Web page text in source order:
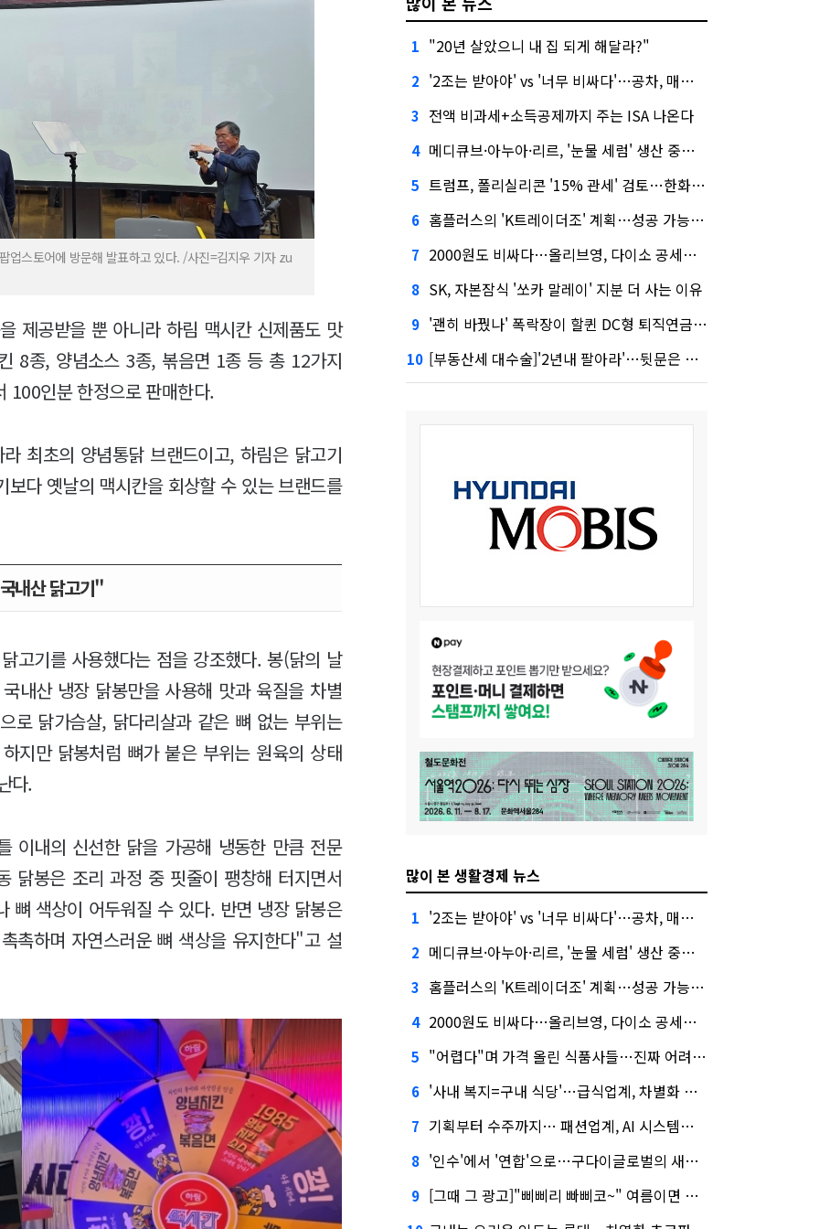
업스토어에 방문해 발표하고 있다. /사진=김지우 기자 zu
제공받을 뿐 아니라 하림 맥시칸 신제품도 맛
8종, 양념소스 3종, 볶음면 1종 등 총 12가지
100인분 한정으로 판매한다.
최초의 양념통닭 브랜드이고, 하림은 닭고기
다 옛날의 맥시칸을 회상할 수 있는 브랜드를
내산 닭고기"
고기를 사용했다는 점을 강조했다. 봉(닭의 날
내산 냉장 닭봉만을 사용해 맛과 육질을 차별
로 닭가슴살, 닭다리살과 같은 뼈 없는 부위는
지만 닭봉처럼 뼈가 붙은 부위는 원육의 상태
다.
이내의 신선한 닭을 가공해 냉동한 만큼 전문
닭봉은 조리 과정 중 핏줄이 팽창해 터지면서
뼈 색상이 어두워질 수 있다. 반면 냉장 닭봉은
촉하며 자연스러운 뼈 색상을 유지한다"고 설
1 "20년 살았으니 내 집 되게 해달라?"
2 '2조는 받아야' vs '너무 비싸다'…공차, 매각 성공할까
3 전액 비과세+소득공제까지 주는 ISA 나온다
4 메디큐브·아누아·리르, '눈물 세럼' 생산 중단한다
5 트럼프, 폴리실리콘 '15% 관세' 검토…한화큐셀·OCI 영향은?
6 홈플러스의 'K트레이더조' 계획…성공 가능성은 '글쎄'
7 2000원도 비싸다…올리브영, 다이소 공세에 '가성비'로 맞불
8 SK, 자본잠식 '쏘카 말레이' 지분 더 사는 이유
9 '괜히 바꿨나' 폭락장이 할퀸 DC형 퇴직연금…전문가 조언은
10 [부동산세 대수술]'2년내 팔아라'…뒷문은 열었다
많이 본 생활경제 뉴스
1 '2조는 받아야' vs '너무 비싸다'…공차, 매각 성공할까
2 메디큐브·아누아·리르, '눈물 세럼' 생산 중단한다
3 홈플러스의 'K트레이더조' 계획…성공 가능성은 '글쎄'
4 2000원도 비싸다…올리브영, 다이소 공세에 '가성비'로 맞불
5 "어렵다"며 가격 올린 식품사들…진짜 어려운 거 맞아?
6 '사내 복지=구내 식당'…급식업계, 차별화 경쟁 본격화
7 기획부터 수주까지… 패션업계, AI 시스템화 박차
8 '인수'에서 '연합'으로…구다이글로벌의 새로운 투자법
9 [그때 그 광고]"삐삐리 빠삐코~" 여름이면 생각나는 그 노래